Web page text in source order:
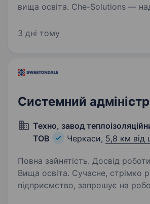
вища освіта. Che-Solutions — надаємо якісні
логістики на ринку Північної
підтримувати високі стандарти…
3 дні тому
Системний
Техно, завод
ТОВ
Черкаси, 5,8 км від
Повна зайнятість. Досвід
Вища освіта. Сучасне, стрімко розвиваюче
підприємство, запрошує на